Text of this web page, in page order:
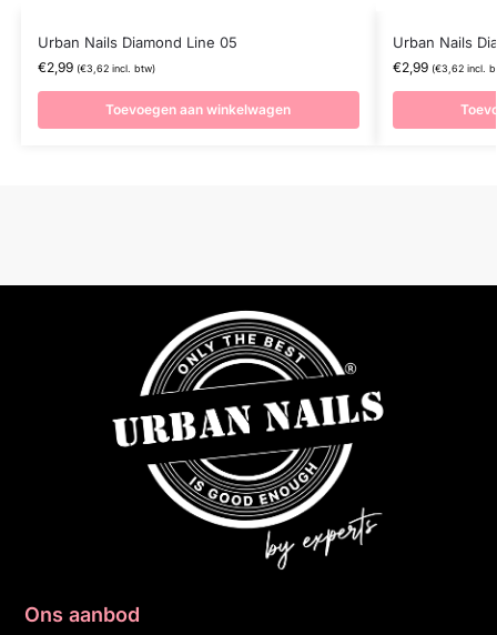
Urban Nails Diamond Line 05
€2,99 (€3,62incl. btw)
Toevoegen aan winkelwagen
Urban Nails
€2,99 (€3,62incl.
Ons aanbod